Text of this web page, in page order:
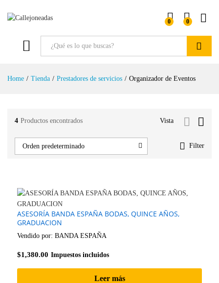
0 0
Home / Tienda / Prestadores de servicios / Organizador de Eventos
4 Productos encontrados Vista
Filter
Orden predeterminado
ASESORÍA BANDA ESPAÑA BODAS, QUINCE AÑOS,
GRADUACION
Vendido por: BANDA ESPAÑA
$1,380.00 Impuestos incluidos
Leer más